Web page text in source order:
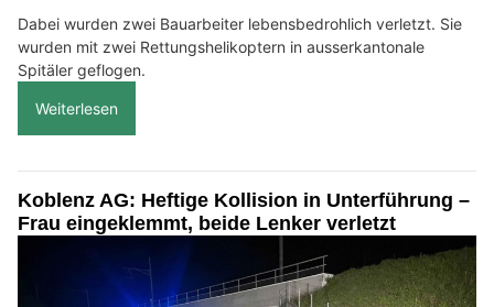
Dabei wurden zwei Bauarbeiter lebensbedrohlich verletzt. Sie
wurden mit zwei Rettungshelikoptern in ausserkantonale
Spitäler geflogen.
Weiterlesen
Koblenz AG: Heftige Kollision in Unterführung –
Frau eingeklemmt, beide Lenker verletzt